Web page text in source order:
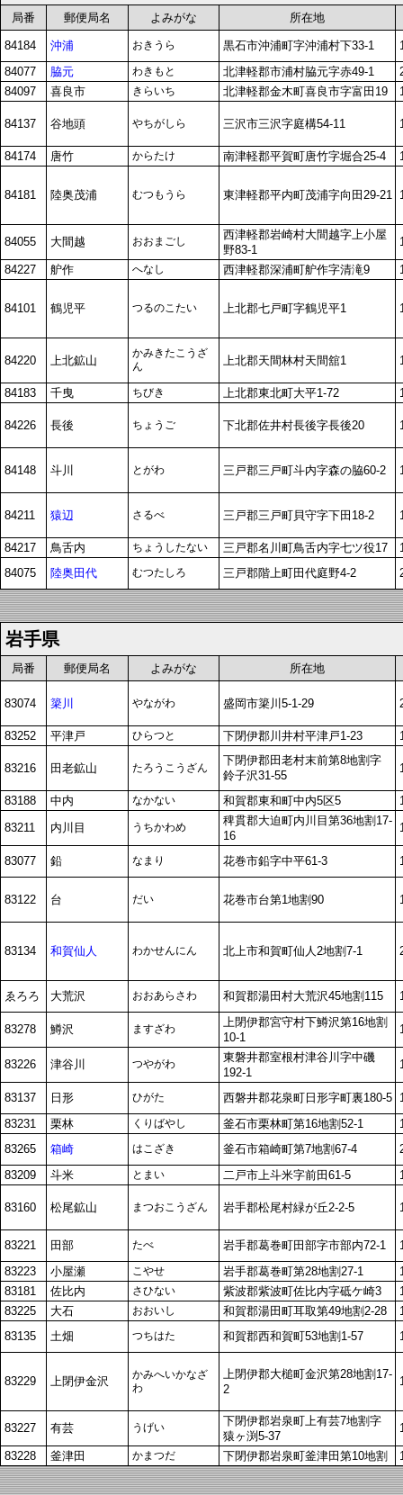
局番 郵便局名 よみがな 所在地
84184 沖浦 おきうら 黒石市沖浦町字沖浦村下33-1
84077
脇元 わきもと 北津軽郡市浦村脇元字赤49-1
84097
喜良市 きらいち 北津軽郡金木町喜良市字富田19
84137 谷地頭 やちがしら 三沢市三沢字庭構54-11
84174 唐竹 からたけ 南津軽郡平賀町唐竹字堀合25-4
84181 陸奥茂浦 むつもうら 東津軽郡平内町茂浦字向田29-21
84055 大間越 おおまごし
西津軽郡岩崎村大間越字上小屋
野83-1
84227 舮作 へなし 西津軽郡深浦町舮作字清滝9
84101 鶴児平 つるのこたい 上北郡七戸町字鶴児平1
84220 上北鉱山
かみきたこうざ
ん
上北郡天間林村天間舘1
84183 千曳 ちびき 上北郡東北町大平1-72
84226 長後 ちょうご 下北郡佐井村長後字長後20
84148 斗川 とがわ 三戸郡三戸町斗内字森の脇60-2
84211 猿辺 さるべ 三戸郡三戸町貝守字下田18-2
84217 鳥舌内 ちょうしたない 三戸郡名川町鳥舌内字七ツ役17
84075
陸奥田代 むつたしろ 三戸郡階上町田代庭野4-2
岩手県
局番 郵便局名 よみがな 所在地
83074 簗川 やながわ 盛岡市簗川5-1-29
83252 平津戸 ひらつと 下閉伊郡川井村平津戸1-23
83216 田老鉱山 たろうこうざん
下閉伊郡田老村末前第8地割字
鈴子沢31-55
83188 中内 なかない 和賀郡東和町中内5区5
83211
内川目 うちかわめ
稗貫郡大迫町内川目第36地割17-
16
83077 鉛 なまり 花巻市鉛字中平61-3
83122 台 だい 花巻市台第1地割90
83134 和賀仙人 わかせんにん 北上市和賀町仙人2地割7-1
ゑろろ 大荒沢 おおあらさわ 和賀郡湯田村大荒沢45地割115
83278 鱒沢 ますざわ
上閉伊郡宮守村下鱒沢第16地割
10-1
83226 津谷川 つやがわ
東磐井郡室根村津谷川字中磯
192-1
83137 日形 ひがた 西磐井郡花泉町日形字町裏180-5
83231
栗林 くりばやし 釜石市栗林町第16地割52-1
83265
箱崎 はこざき 釜石市箱崎町第7地割67-4
83209
斗米 とまい 二戸市上斗米字前田61-5
83160 松尾鉱山 まつおこうざん 岩手郡松尾村緑が丘2-2-5
83221 田部 たべ 岩手郡葛巻町田部字市部内72-1
83223
小屋瀬 こやせ 岩手郡葛巻町第28地割27-1
83181
佐比内 さひない 紫波郡紫波町佐比内字砥ケ崎3
83225
大石 おおいし 和賀郡湯田町耳取第49地割2-28
83135
土畑 つちはた 和賀郡西和賀町53地割1-57
83229 上閉伊金沢
かみへいかなざ
わ
上閉伊郡大槌町金沢第28地割17-
2
83227 有芸 うげい
下閉伊郡岩泉町上有芸7地割字
猿ヶ渕5-37
83228 釜津田 かまつだ 下閉伊郡岩泉町釜津田第10地割